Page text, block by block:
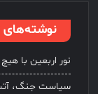
نوشته‌های
نور اربعین با
سیاست جنگ،